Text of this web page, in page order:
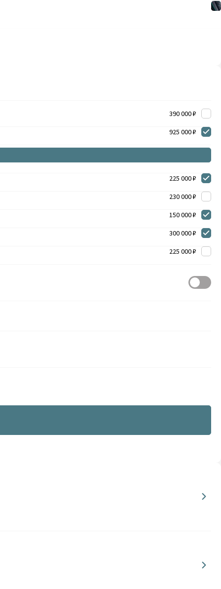
390 000 ₽
925 000 ₽
225 000 ₽
230 000 ₽
150 000 ₽
300 000 ₽
225 000 ₽